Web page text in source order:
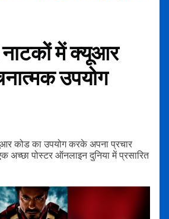
में क्यूआर
उपयोग
कोड का उपयोग करके अपना प्रचार
अच्छा पोस्टर ऑनलाइन दुनिया में प्रसारित